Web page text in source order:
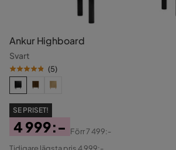
Ankur Highboard
Svart
(5)
SE PRISET!
Pris
4 999:-
Original
Förr7 499:-
Tidigare lägsta pris 4 999:-